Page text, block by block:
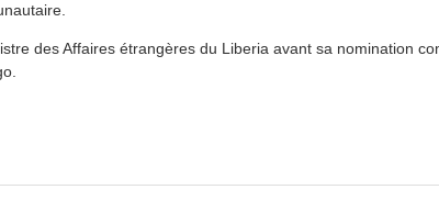
des Affaires étrangères du Liberia avant sa nomination